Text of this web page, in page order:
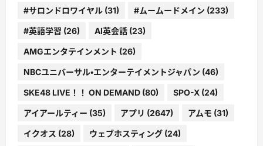
#サロンドロワイヤル (31) #ムームードメイン (233)
#英語学習 (26) AI英会話 (23)
AMGエンタテインメント (26)
NBCユニバーサル・エンターテイメントジャパン (46)
SKE48 LIVE！！ ON DEMAND (80) SPO-X (24)
アイアールティー (35) アプリ (2647) アムモ (31)
イクオス (28) ウェブホスティング (24)